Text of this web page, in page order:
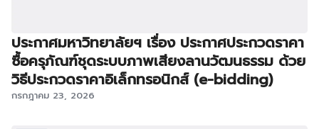
ประกาศมหาวิทยาลัยฯ เรื่อง ประกาศประกวดราคา
ซื้อครุภัณฑ์ชุดระบบภาพเสียงลานวัฒนธรรม ด้วย
วิธีประกวดราคาอิเล็กทรอนิกส์ (e-bidding)
กรกฎาคม 23, 2026